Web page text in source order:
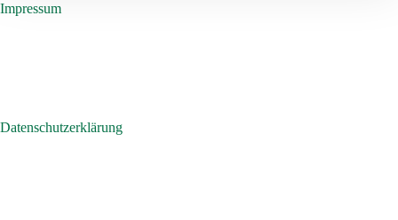
Impressum
Datenschutzerklärung